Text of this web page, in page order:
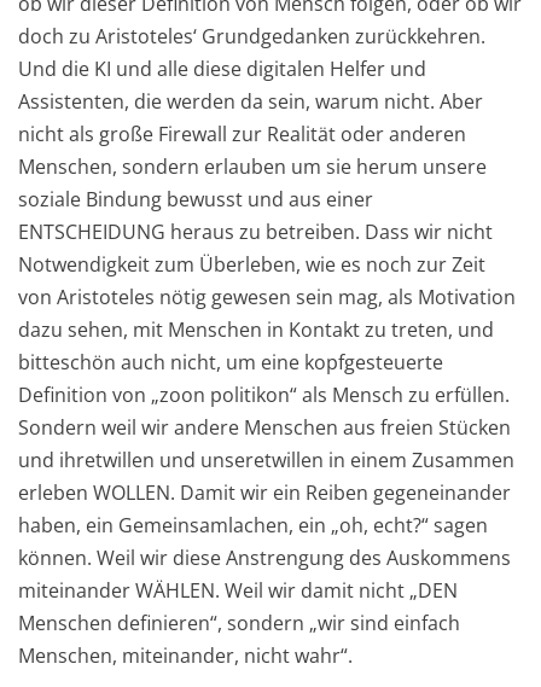
doch zu Aristoteles‘ Grundgedanken zurückkehren.
Und die KI und alle diese digitalen Helfer und
Assistenten, die werden da sein, warum nicht. Aber
nicht als große Firewall zur Realität oder anderen
Menschen, sondern erlauben um sie herum unsere
soziale Bindung bewusst und aus einer
ENTSCHEIDUNG heraus zu betreiben. Dass wir nicht
Notwendigkeit zum Überleben, wie es noch zur Zeit
von Aristoteles nötig gewesen sein mag, als Motivation
dazu sehen, mit Menschen in Kontakt zu treten, und
bitteschön auch nicht, um eine kopfgesteuerte
Definition von „zoon politikon“ als Mensch zu erfüllen.
Sondern weil wir andere Menschen aus freien Stücken
und ihretwillen und unseretwillen in einem Zusammen
erleben WOLLEN. Damit wir ein Reiben gegeneinander
haben, ein Gemeinsamlachen, ein „oh, echt?“ sagen
können. Weil wir diese Anstrengung des Auskommens
miteinander WÄHLEN. Weil wir damit nicht „DEN
Menschen definieren“, sondern „wir sind einfach
Menschen, miteinander, nicht wahr“.